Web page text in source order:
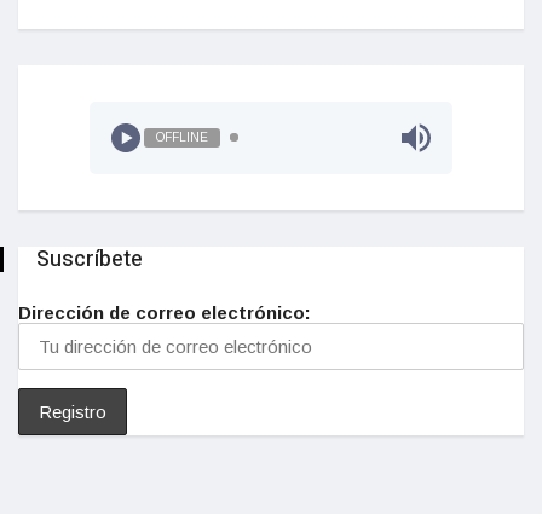
OFFLINE
Suscríbete
Dirección de correo electrónico: